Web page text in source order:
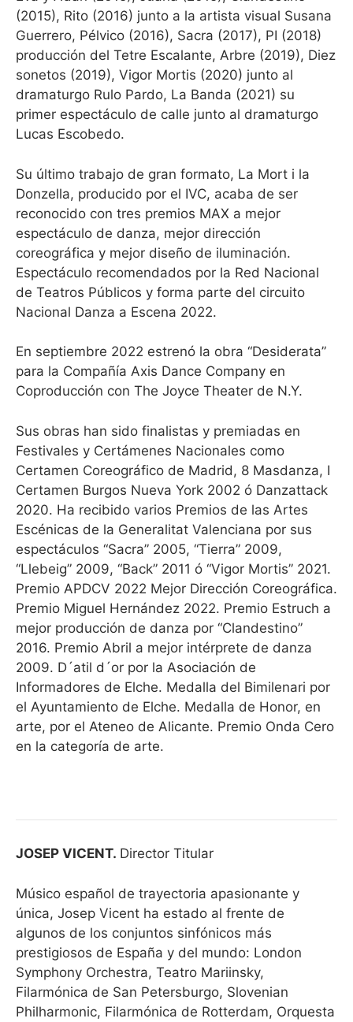
(2015), Rito (2016) junto a la artista visual Susana
Guerrero, Pélvico (2016), Sacra (2017), PI (2018)
producción del Tetre Escalante, Arbre (2019), Diez
sonetos (2019), Vigor Mortis (2020) junto al
dramaturgo Rulo Pardo, La Banda (2021) su
primer espectáculo de calle junto al dramaturgo
Lucas Escobedo.
Su último trabajo de gran formato, La Mort i la
Donzella, producido por el IVC, acaba de ser
reconocido con tres premios MAX a mejor
espectáculo de danza, mejor dirección
coreográfica y mejor diseño de iluminación.
Espectáculo recomendados por la Red Nacional
de Teatros Públicos y forma parte del circuito
Nacional Danza a Escena 2022.
En septiembre 2022 estrenó la obra “Desiderata”
para la Compañía Axis Dance Company en
Coproducción con The Joyce Theater de N.Y.
Sus obras han sido finalistas y premiadas en
Festivales y Certámenes Nacionales como
Certamen Coreográfico de Madrid, 8 Masdanza, I
Certamen Burgos Nueva York 2002 ó Danzattack
2020. Ha recibido varios Premios de las Artes
Escénicas de la Generalitat Valenciana por sus
espectáculos “Sacra” 2005, “Tierra” 2009,
“Llebeig” 2009, “Back” 2011 ó “Vigor Mortis” 2021.
Premio APDCV 2022 Mejor Dirección Coreográfica.
Premio Miguel Hernández 2022. Premio Estruch a
mejor producción de danza por “Clandestino”
2016. Premio Abril a mejor intérprete de danza
2009. D´atil d´or por la Asociación de
Informadores de Elche. Medalla del Bimilenari por
el Ayuntamiento de Elche. Medalla de Honor, en
arte, por el Ateneo de Alicante. Premio Onda Cero
en la categoría de arte.
JOSEP VICENT. Director Titular
Músico español de trayectoria apasionante y
única, Josep Vicent ha estado al frente de
algunos de los conjuntos sinfónicos más
prestigiosos de España y del mundo: London
Symphony Orchestra, Teatro Mariinsky,
Filarmónica de San Petersburgo, Slovenian
Philharmonic, Filarmónica de Rotterdam, Orquesta